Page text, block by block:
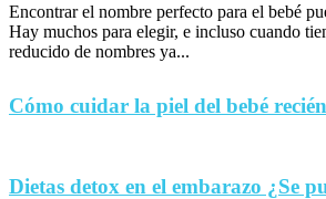
Encontrar el nombre perfecto para el bebé
Hay muchos para elegir, e incluso cuando
reducido de nombres ya...
Cómo cuidar la piel del bebé
Dietas detox en el embarazo ¿Se